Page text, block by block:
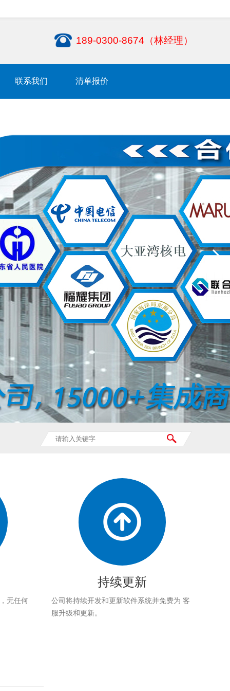
189-0300-8674（林经理）
联系我们 清单报价
无任何
持续更新
公司将持续开发和更新软件系统并免费为 客
服升级和更新。